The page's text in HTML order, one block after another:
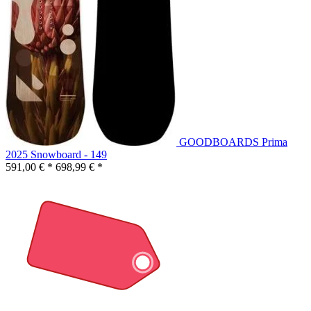
GOODBOARDS Prima
2025 Snowboard - 149
591,00 € * 698,99 € *